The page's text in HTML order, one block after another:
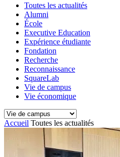
Toutes les actualités
Alumni
École
Executive Education
Expérience étudiante
Fondation
Recherche
Reconnaissance
SquareLab
Vie de campus
Vie économique
Accueil Toutes les actualités